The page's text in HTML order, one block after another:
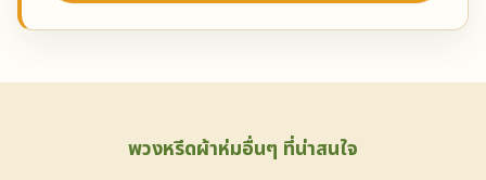
พวงหรีดผ้าห่มอื่นๆ ที่น่าสนใจ